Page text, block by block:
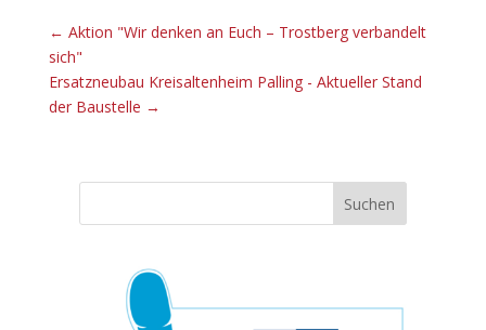
← Aktion "Wir denken an Euch – Trostberg verbandelt
sich"
Ersatzneubau Kreisaltenheim Palling - Aktueller Stand
der Baustelle →
Suchen